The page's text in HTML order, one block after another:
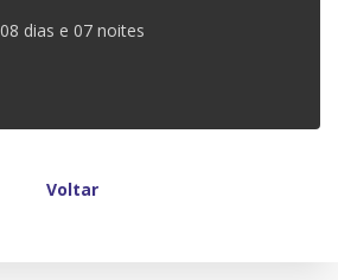
08 dias e 07 noites
Voltar